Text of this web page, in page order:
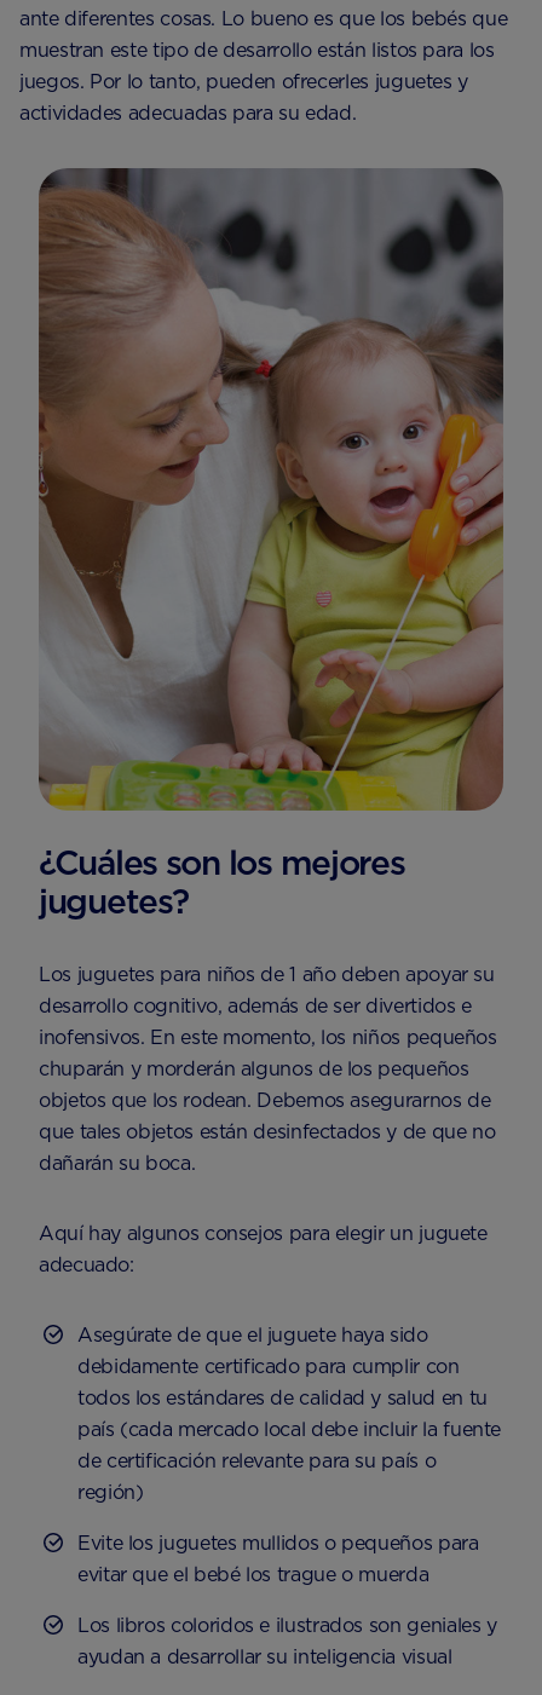
ante diferentes cosas. Lo bueno es que los bebés que
muestran este tipo de desarrollo están listos para los
juegos. Por lo tanto, pueden ofrecerles juguetes y
actividades adecuadas para su edad.
¿Cuáles son los mejores
juguetes?
Los juguetes para niños de 1 año deben apoyar su
desarrollo cognitivo, además de ser divertidos e
inofensivos. En este momento, los niños pequeños
chuparán y morderán algunos de los pequeños
objetos que los rodean. Debemos asegurarnos de
que tales objetos están desinfectados y de que no
dañarán su boca.
Aquí hay algunos consejos para elegir un juguete
adecuado:
Asegúrate de que el juguete haya sido
debidamente certificado para cumplir con
todos los estándares de calidad y salud en tu
país (cada mercado local debe incluir la fuente
de certificación relevante para su país o
región)
Evite los juguetes mullidos o pequeños para
evitar que el bebé los trague o muerda
Los libros coloridos e ilustrados son geniales y
ayudan a desarrollar su inteligencia visual